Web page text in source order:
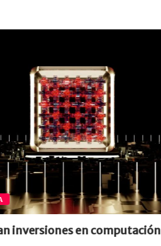
inversiones en computación